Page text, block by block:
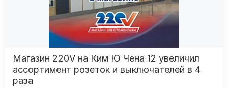
Магазин 220V на Ким Ю Чена 12 увеличил
ассортимент розеток и выключателей в 4
раза